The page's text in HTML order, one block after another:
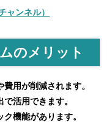
ャンネル）
のメリット
用が削減されます。
活用できます。
機能があります。